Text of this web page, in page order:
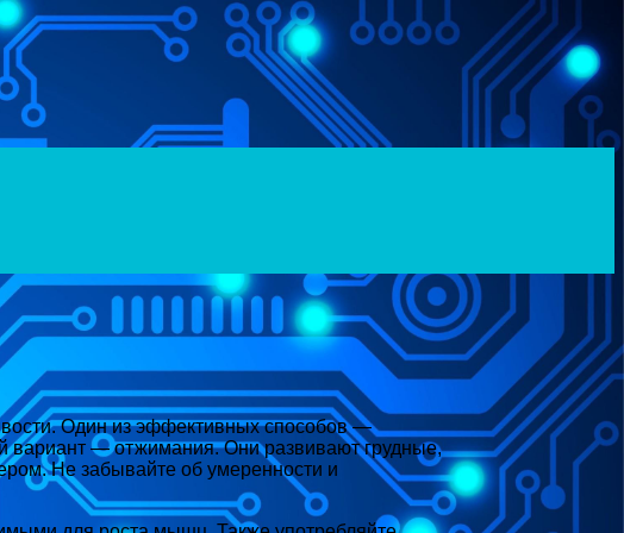
Один из эффективных способов —
вариант — отжимания. Они развивают грудные,
Не забывайте об умеренности и